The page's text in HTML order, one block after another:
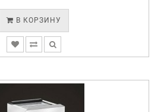
В КОРЗИНУ